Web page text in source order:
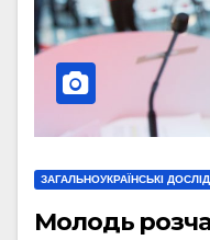
ЗАГАЛЬНОУКРАЇНСЬКІ
Молодь